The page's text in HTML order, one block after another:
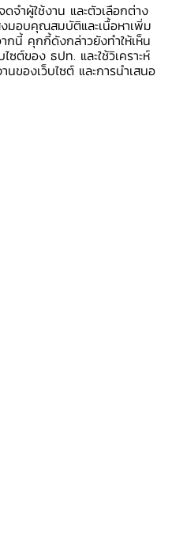
จำผู้ใช้งาน และตัวเลือกต่าง
งมอบคุณสมบัติและเนื้อหาเพิ่ม
กนี้ คุกกี้ดังกล่าวยังทำให้เห็น
ซต์ของ ธปท. และใช้วิเคราะห์
ของเว็บไซต์ และการนำเสนอ